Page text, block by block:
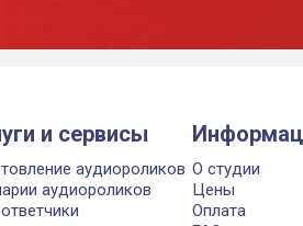
и сервисы
аудиороликов
аудиороликов
О студии
Цены
Оплата